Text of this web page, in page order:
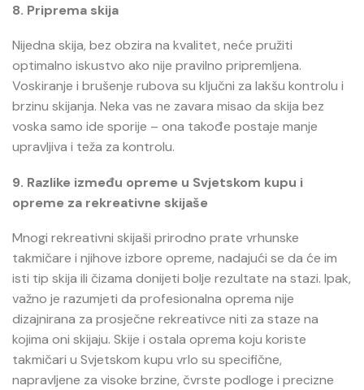
8. Priprema skija
Nijedna skija, bez obzira na kvalitet, neće pružiti
optimalno iskustvo ako nije pravilno pripremljena.
Voskiranje i brušenje rubova su ključni za lakšu kontrolu i
brzinu skijanja. Neka vas ne zavara misao da skija bez
voska samo ide sporije – ona takođe postaje manje
upravljiva i teža za kontrolu.
9. Razlike između opreme u Svjetskom kupu i
opreme za rekreativne skijaše
Mnogi rekreativni skijaši prirodno prate vrhunske
takmičare i njihove izbore opreme, nadajući se da će im
isti tip skija ili čizama donijeti bolje rezultate na stazi. Ipak,
važno je razumjeti da profesionalna oprema nije
dizajnirana za prosječne rekreativce niti za staze na
kojima oni skijaju. Skije i ostala oprema koju koriste
takmičari u Svjetskom kupu vrlo su specifične,
napravljene za visoke brzine, čvrste podloge i precizne